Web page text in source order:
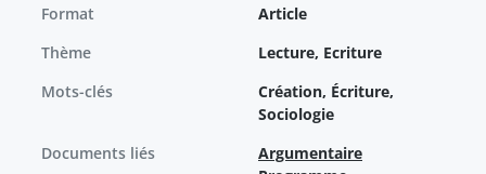
Format
Article
Thème
Lecture, Ecriture
Mots-clés
Création, Écriture,
Sociologie
Documents liés
Argumentaire